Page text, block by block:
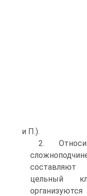
и П.).
2.
цельный